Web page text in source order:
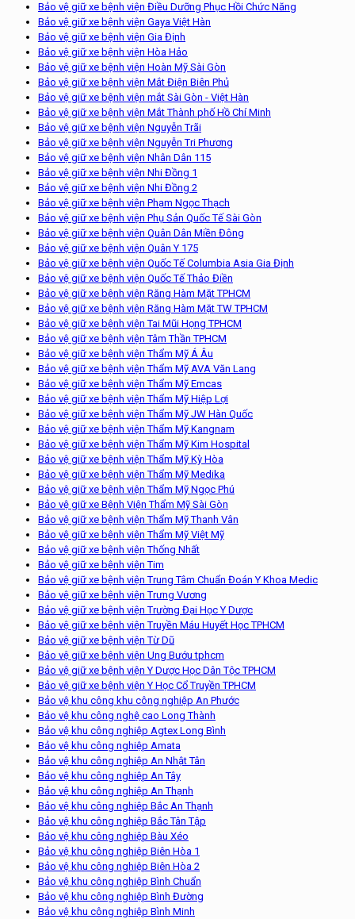
Bảo vệ giữ xe bệnh viện Điều Dưỡng Phục Hồi Chức Năng
Bảo vệ giữ xe bệnh viện Gaya Việt Hàn
Bảo vệ giữ xe bệnh viện Gia Định
Bảo vệ giữ xe bệnh viện Hòa Hảo
Bảo vệ giữ xe bệnh viện Hoàn Mỹ Sài Gòn
Bảo vệ giữ xe bệnh viện Mắt Điện Biên Phủ
Bảo vệ giữ xe bệnh viện mắt Sài Gòn - Việt Hàn
Bảo vệ giữ xe bệnh viện Mắt Thành phố Hồ Chí Minh
Bảo vệ giữ xe bệnh viện Nguyễn Trãi
Bảo vệ giữ xe bệnh viện Nguyễn Tri Phương
Bảo vệ giữ xe bệnh viện Nhân Dân 115
Bảo vệ giữ xe bệnh viện Nhi Đồng 1
Bảo vệ giữ xe bệnh viện Nhi Đồng 2
Bảo vệ giữ xe bệnh viện Phạm Ngọc Thạch
Bảo vệ giữ xe bệnh viện Phụ Sản Quốc Tế Sài Gòn
Bảo vệ giữ xe bệnh viện Quân Dân Miền Đông
Bảo vệ giữ xe bệnh viện Quân Y 175
Bảo vệ giữ xe bệnh viện Quốc Tế Columbia Asia Gia Định
Bảo vệ giữ xe bệnh viện Quốc Tế Thảo Điền
Bảo vệ giữ xe bệnh viện Răng Hàm Mặt TPHCM
Bảo vệ giữ xe bệnh viện Răng Hàm Mặt TW TPHCM
Bảo vệ giữ xe bệnh viện Tai Mũi Họng TPHCM
Bảo vệ giữ xe bệnh viện Tâm Thần TPHCM
Bảo vệ giữ xe bệnh viện Thẩm Mỹ Á Âu
Bảo vệ giữ xe bệnh viện Thẩm Mỹ AVA Văn Lang
Bảo vệ giữ xe bệnh viện Thẩm Mỹ Emcas
Bảo vệ giữ xe bệnh viện Thẩm Mỹ Hiệp Lợi
Bảo vệ giữ xe bệnh viện Thẩm Mỹ JW Hàn Quốc
Bảo vệ giữ xe bệnh viện Thẩm Mỹ Kangnam
Bảo vệ giữ xe bệnh viện Thẩm Mỹ Kim Hospital
Bảo vệ giữ xe bệnh viện Thẩm Mỹ Kỳ Hòa
Bảo vệ giữ xe bệnh viện Thẩm Mỹ Medika
Bảo vệ giữ xe bệnh viện Thẩm Mỹ Ngọc Phú
Bảo vệ giữ xe Bệnh Viện Thẩm Mỹ Sài Gòn
Bảo vệ giữ xe bệnh viện Thẩm Mỹ Thanh Vân
Bảo vệ giữ xe bệnh viện Thẩm Mỹ Việt Mỹ
Bảo vệ giữ xe bệnh viện Thống Nhất
Bảo vệ giữ xe bệnh viện Tim
Bảo vệ giữ xe bệnh viện Trung Tâm Chuẩn Đoán Y Khoa Medic
Bảo vệ giữ xe bệnh viện Trưng Vương
Bảo vệ giữ xe bệnh viện Trường Đại Học Y Dược
Bảo vệ giữ xe bệnh viện Truyền Máu Huyết Học TPHCM
Bảo vệ giữ xe bệnh viện Từ Dũ
Bảo vệ giữ xe bệnh viện Ung Bướu tphcm
Bảo vệ giữ xe bệnh viện Y Dược Học Dân Tộc TPHCM
Bảo vệ giữ xe bệnh viện Y Học Cổ Truyền TPHCM
Bảo vệ khu công khu công nghiệp An Phước
Bảo vệ khu công nghệ cao Long Thành
Bảo vệ khu công nghiệp Agtex Long Bình
Bảo vệ khu công nghiệp Amata
Bảo vệ khu công nghiệp An Nhật Tân
Bảo vệ khu công nghiệp An Tây
Bảo vệ khu công nghiệp An Thạnh
Bảo vệ khu công nghiệp Bắc An Thạnh
Bảo vệ khu công nghiệp Bắc Tân Tập
Bảo vệ khu công nghiệp Bàu Xéo
Bảo vệ khu công nghiệp Biên Hòa 1
Bảo vệ khu công nghiệp Biên Hòa 2
Bảo vệ khu công nghiệp Bình Chuẩn
Bảo vệ khu công nghiệp Bình Đường
Bảo vệ khu công nghiệp Bình Minh